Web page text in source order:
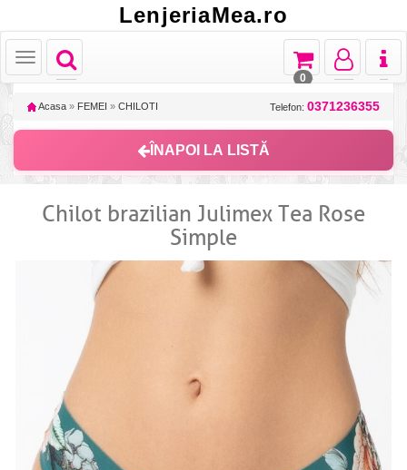
LenjeriaMea.ro
Toggle
navigation
Toggle
Toggle
navigation
Toggle
navigation
Toggle
navigation
0
Acasa » FEMEI » CHILOTI Telefon: 0371236355
ÎNAPOI LA LISTĂ
Chilot brazilian Julimex Tea Rose
Simple